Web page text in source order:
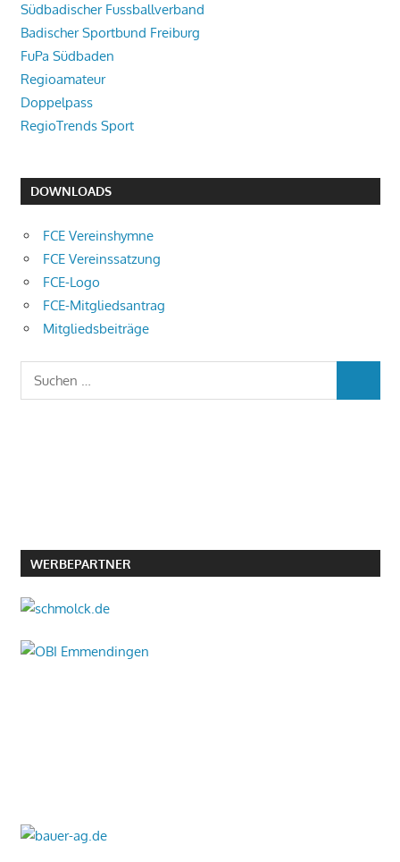
Südbadischer Fussballverband
Badischer Sportbund Freiburg
FuPa Südbaden
Regioamateur
Doppelpass
RegioTrends Sport
DOWNLOADS
FCE Vereinshymne
FCE Vereinssatzung
FCE-Logo
FCE-Mitgliedsantrag
Mitgliedsbeiträge
Suchen
nach:
WERBEPARTNER